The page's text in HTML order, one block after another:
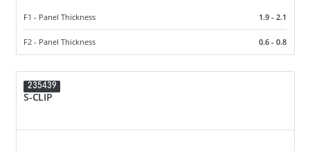
F1 - Panel Thickness 1.9 - 2.1
F2 - Panel Thickness 0.6 - 0.8
235439
S-CLIP